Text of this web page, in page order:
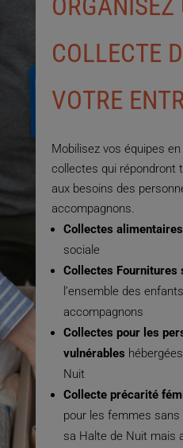
COLLECTE
VOTRE
Mobilisez vos équipes
collectes qui répondront
aux besoins des
accompagnons.
Collectes alimentaires
sociale
Collectes Fournitures
l’ensemble des
accompagnons
Collectes pour les
vulnérables
Nuit
Collecte précarité
pour les femmes
sa Halte de Nuit mais